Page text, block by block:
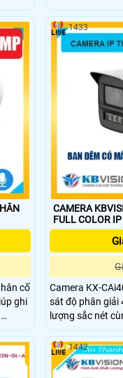
cố
ghi
chiếu
ngoại
bảo
CAMERA
FULL COLOR
Camera KX-
sát độ phân giải
lượng sắc nét
minh như phát
phân biệt người/
kiếm sự kiện
giám sát.
1433
1442